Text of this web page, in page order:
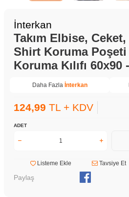
İnterkan
Takım Elbise,
Shirt Koruma Poşeti
Koruma Kılıfı 60x90
Daha Fazla İnterkan
124,99 TL + KDV
ADET
Listeme Ekle Tavsiye Et
Paylaş